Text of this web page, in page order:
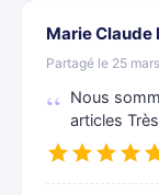
Marie Claude
Partagé le 25
Nous
articles